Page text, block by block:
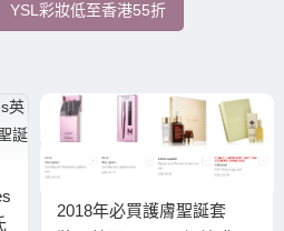
YSL彩妝低至香港55折
2018年必買護膚聖誕套